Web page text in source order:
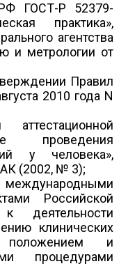
ГОСТ-Р 52379-
практика»,
агентства
и метрологии от
Правил
2010 года N
проведения
у человека»,
(2002, № 3);
Российской
деятельности
клинических
и
процедурами